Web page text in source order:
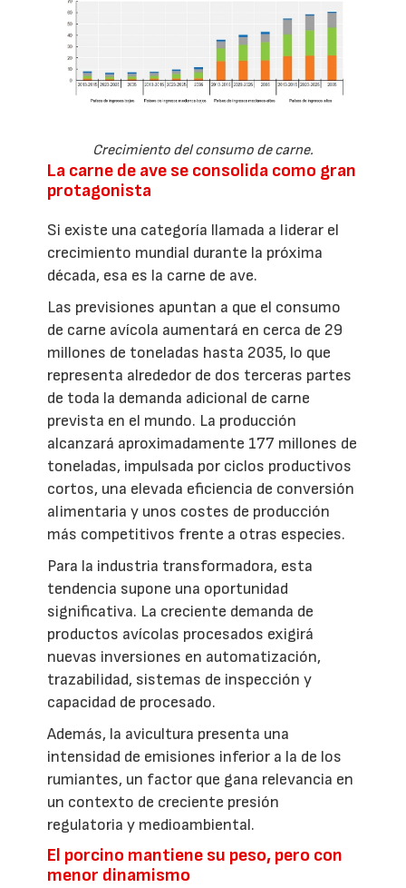
Crecimiento del consumo de carne.
La carne de ave se consolida como gran
protagonista
Si existe una categoría llamada a liderar el
crecimiento mundial durante la próxima
década, esa es la carne de ave.
Las previsiones apuntan a que el consumo
de carne avícola aumentará en cerca de 29
millones de toneladas hasta 2035, lo que
representa alrededor de dos terceras partes
de toda la demanda adicional de carne
prevista en el mundo. La producción
alcanzará aproximadamente 177 millones de
toneladas, impulsada por ciclos productivos
cortos, una elevada eficiencia de conversión
alimentaria y unos costes de producción
más competitivos frente a otras especies.
Para la industria transformadora, esta
tendencia supone una oportunidad
significativa. La creciente demanda de
productos avícolas procesados exigirá
nuevas inversiones en automatización,
trazabilidad, sistemas de inspección y
capacidad de procesado.
Además, la avicultura presenta una
intensidad de emisiones inferior a la de los
rumiantes, un factor que gana relevancia en
un contexto de creciente presión
regulatoria y medioambiental.
El porcino mantiene su peso, pero con
menor dinamismo